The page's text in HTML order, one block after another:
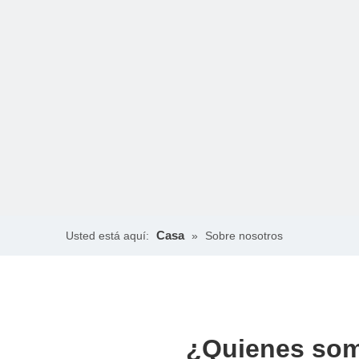
Usted está aquí: Casa » Sobre nosotros
¿Quienes